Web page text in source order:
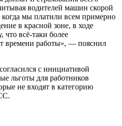
водителей машин скорой
мы платили всем примерно
в красной зоне, в ходе
всё-таки более
времени работы», — пояснил
с инициативой
льготы для работников
не входят в категорию